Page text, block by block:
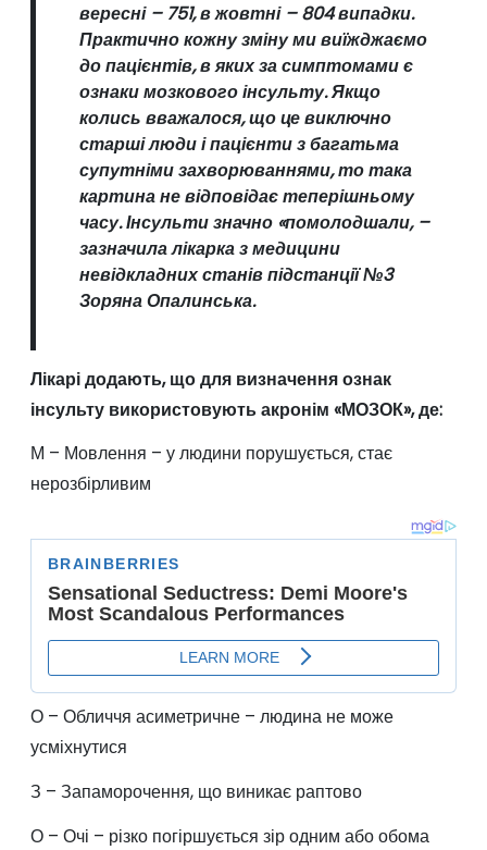
вересні – 751, в жовтні – 804 випадки.
Практично кожну зміну ми виїжджаємо
до пацієнтів, в яких за симптомами є
ознаки мозкового інсульту. Якщо
колись вважалося, що це виключно
старші люди і пацієнти з багатьма
супутніми захворюваннями, то така
картина не відповідає теперішньому
часу. Інсульти значно «помолодшали, –
зазначила лікарка з медицини
невідкладних станів підстанції №3
Зоряна Опалинська.
Лікарі додають, що для визначення ознак
інсульту використовують акронім «МОЗОК», де:
М – Мовлення – у людини порушується, стає
нерозбірливим
О – Обличчя асиметричне – людина не може
усміхнутися
З – Запаморочення, що виникає раптово
О – Очі – різко погіршується зір одним або обома